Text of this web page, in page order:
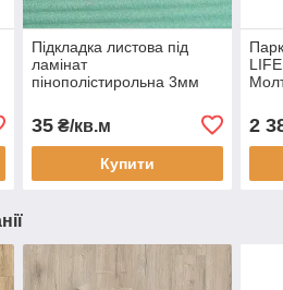
Підкладка листова під
ламінат
пінополістирольна 3мм
35₴/кв.м
Купити
без
2